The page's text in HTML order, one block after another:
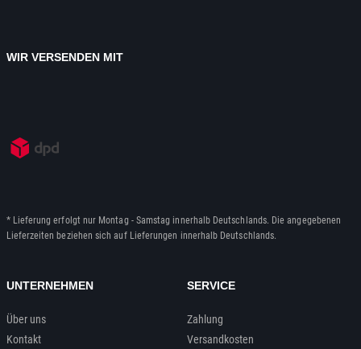
WIR VERSENDEN MIT
* Lieferung erfolgt nur Montag - Samstag innerhalb Deutschlands. Die angegebenen
Lieferzeiten beziehen sich auf Lieferungen innerhalb Deutschlands.
UNTERNEHMEN
Über uns
Kontakt
SERVICE
Zahlung
Versandkosten